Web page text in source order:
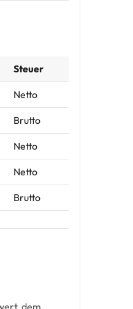
Steuer
Netto
Brutto
Netto
Netto
Brutto